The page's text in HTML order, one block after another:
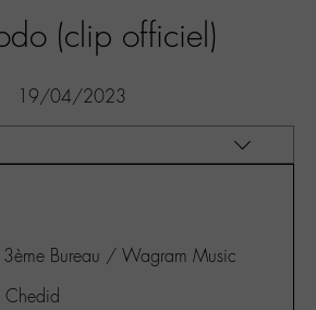
(clip officiel)
19/04/2023
Bureau / Wagram Music
Chedid